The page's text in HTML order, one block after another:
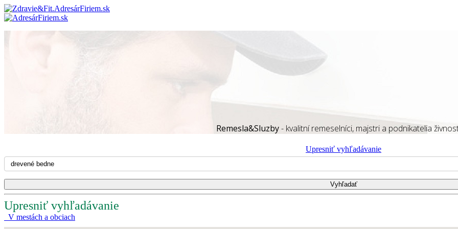
Remesla&Sluzby- kvalitní remeselníci, majstri a podnikatelia
Upresniť vyhľadávanie
Upresniť vyhľadávanie
V mestách a obciach